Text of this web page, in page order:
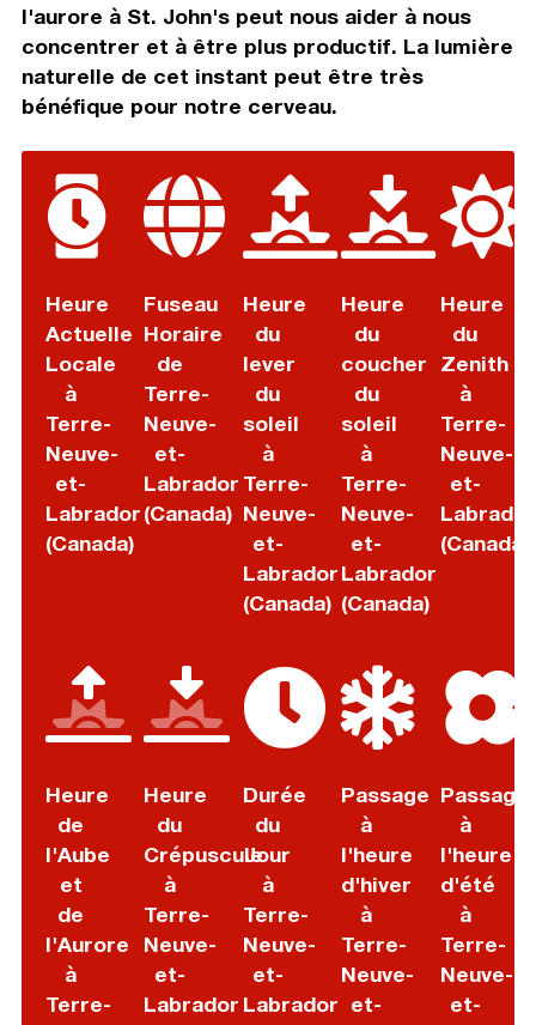
l'aurore à St. John's peut nous aider à nous
concentrer et à être plus productif. La lumière
naturelle de cet instant peut être très
bénéfique pour notre cerveau.
Heure
Actuelle
Locale
à
Terre-
Neuve-
et-
Labrador
(Canada)
Fuseau
Horaire
de
Terre-
Neuve-
et-
Labrador
(Canada)
Heure
du
lever
du
soleil
à
Terre-
Neuve-
et-
Labrador
(Canada)
Heure
du
coucher
du
soleil
à
Terre-
Neuve-
et-
Labrador
(Canada)
Heure
du
Zenith
à
Terre-
Neuve-
et-
Labrador
(Canada)
Heure
de
l'Aube
et
de
l'Aurore
à
Terre-
Heure
du
Crépuscule
à
Terre-
Neuve-
et-
Labrador
Durée
du
Jour
à
Terre-
Neuve-
et-
Labrador
Passage
à
l'heure
d'hiver
à
Terre-
Neuve-
et-
Passage
à
l'heure
d'été
à
Terre-
Neuve-
et-